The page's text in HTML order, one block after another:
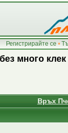
Регистрирайте се •
много клек
Връх